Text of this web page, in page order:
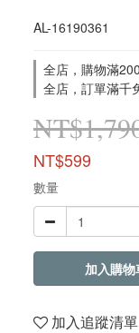
AL-16190361
全店，購物滿
全店，訂單滿千
NT$599
數量
加入購物
加入追蹤清單